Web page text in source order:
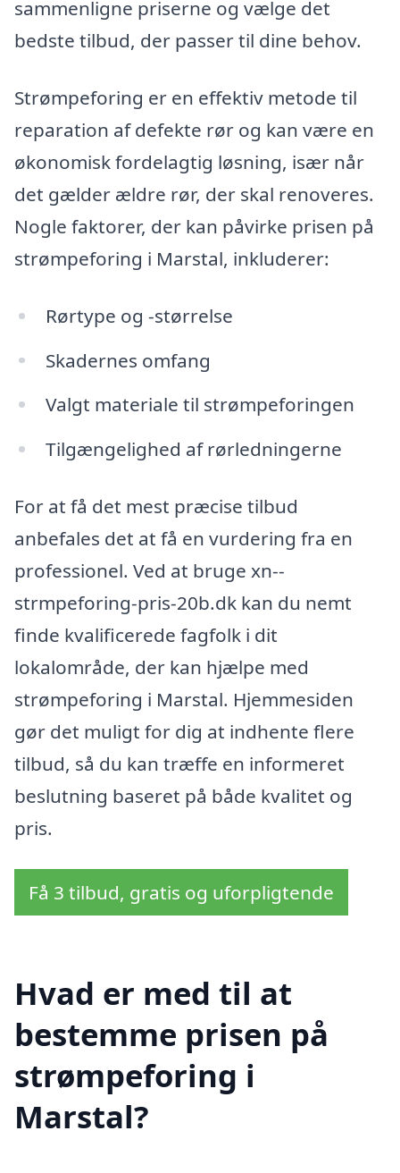
sammenligne priserne og vælge det
bedste tilbud, der passer til dine behov.
Strømpeforing er en effektiv metode til
reparation af defekte rør og kan være en
økonomisk fordelagtig løsning, især når
det gælder ældre rør, der skal renoveres.
Nogle faktorer, der kan påvirke prisen på
strømpeforing i Marstal, inkluderer:
Rørtype og -størrelse
Skadernes omfang
Valgt materiale til strømpeforingen
Tilgængelighed af rørledningerne
For at få det mest præcise tilbud
anbefales det at få en vurdering fra en
professionel. Ved at bruge xn--
strmpeforing-pris-20b.dk kan du nemt
finde kvalificerede fagfolk i dit
lokalområde, der kan hjælpe med
strømpeforing i Marstal. Hjemmesiden
gør det muligt for dig at indhente flere
tilbud, så du kan træffe en informeret
beslutning baseret på både kvalitet og
pris.
Få 3 tilbud, gratis og uforpligtende
Hvad er med til at
bestemme prisen på
strømpeforing i
Marstal?